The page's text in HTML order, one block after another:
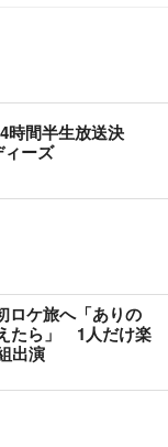
時間半生放送決
ーズ
ロケ旅へ「ありの
たら」 1人だけ楽
出演